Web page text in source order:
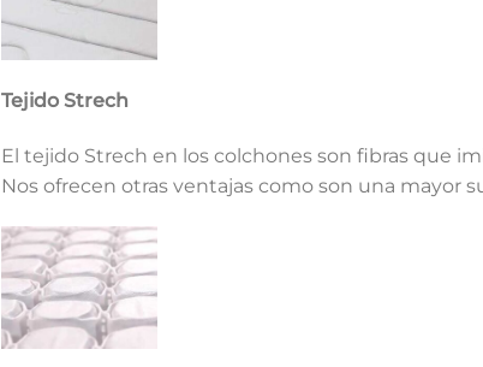
Tejido Strech
El tejido Strech en los colchones son fibras que
Nos ofrecen otras ventajas como son una mayor